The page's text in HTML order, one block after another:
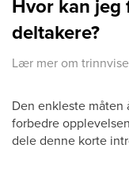
Hvor kan
deltakere?
Lær mer om
Den enkleste måten
forbedre
dele denne korte